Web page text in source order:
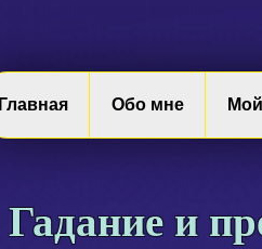
Главная Обо мне
Гадание и